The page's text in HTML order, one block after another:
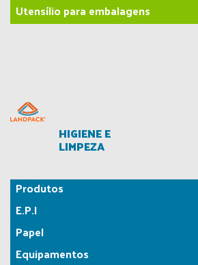
Utensílio para embalagens
HIGIENE E
LIMPEZA
Produtos
E.P.I
Papel
Equipamentos